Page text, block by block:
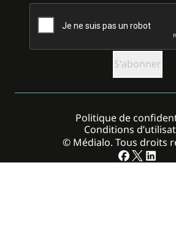
CAPTCHA
© Médialo. Tous droits
Politique de
Conditions